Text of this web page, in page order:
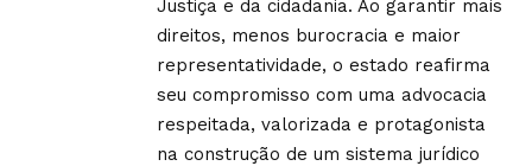
Justiça e da cidadania. Ao garantir mais
direitos, menos burocracia e maior
representatividade, o estado reafirma
seu compromisso com uma advocacia
respeitada, valorizada e protagonista
na construção de um sistema jurídico